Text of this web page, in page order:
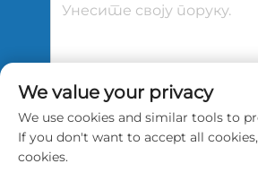
Подај
We value your privacy
We use cookies and similar tools to
If you don't want to accept all
cookies.